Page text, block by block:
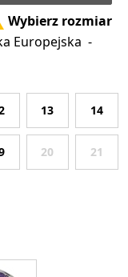
Wybierz rozmiar
Europejska -
13 14
20 21